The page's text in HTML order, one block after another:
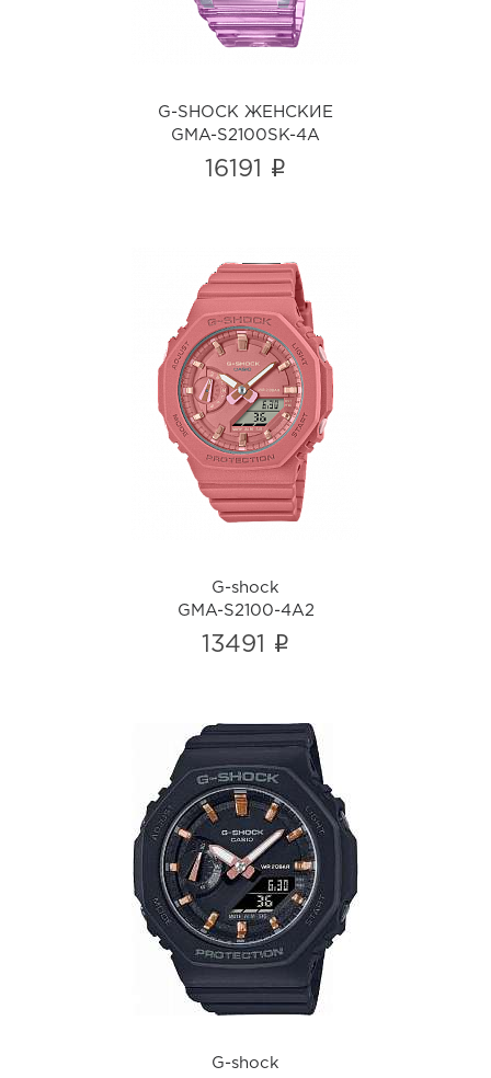
G-SHOCK ЖЕНСКИЕ
GMA-S2100SK-4A
16191 i
G-shock
GMA-S2100-4A2
i
G-shock
GMA-S2100-4A2
13491 i
G-shock
GMA-S2100-1A
i
G-shock